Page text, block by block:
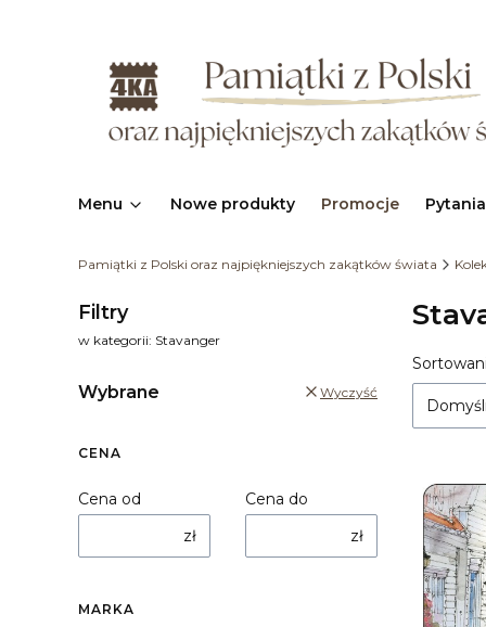
Menu Nowe produkty Promocje
Pamiątki z Polski oraz najpiękniejszych zakątków świata
Filtry
w kategorii: Stavanger
Wybrane Wyczyść
CENA
Cena od
zł
Cena do
zł
MARKA
Lista